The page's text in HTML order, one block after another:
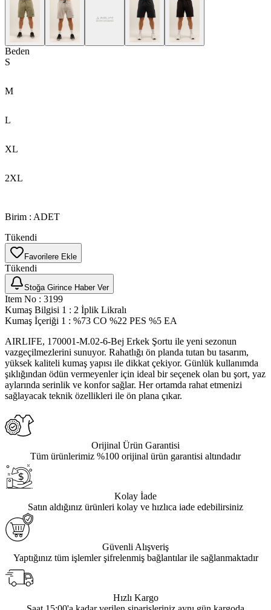
Beden
S
M
L
XL
2XL
Birim : ADET
Tükendi
Favorilere Ekle
Tükendi
Stoğa Girince Haber Ver
Item No : 3199
Kumaş Bilgisi 1 : 2 İplik Likralı
Kumaş İçeriği 1 : %73 CO %22 PES %5 EA
AIRLIFE, 170001-M.02-6-Bej Erkek Şortu ile yeni sezonun
vazgeçilmezlerini sunuyor. Rahatlığı ön planda tutan bu tasarım,
yüksek kaliteli kumaş yapısı ile dikkat çekiyor. Günlük kullanımda
şıklığından ödün vermeyenler için ideal bir seçenek olan bu şort, yaz
aylarında serinlik ve konfor sağlar. Her ortamda rahat etmenizi
sağlayacak teknik özellikleri ile ön plana çıkar.
Orijinal Ürün Garantisi
Tüm ürünlerimiz %100 orijinal ürün garantisi altındadır
Kolay İade
Satın aldığınız ürünleri kolay ve hızlıca iade edebilirsiniz
Güvenli Alışveriş
Yaptığınız tüm işlemler şifrelenmiş bağlantılar ile sağlanmaktadır
Hızlı Kargo